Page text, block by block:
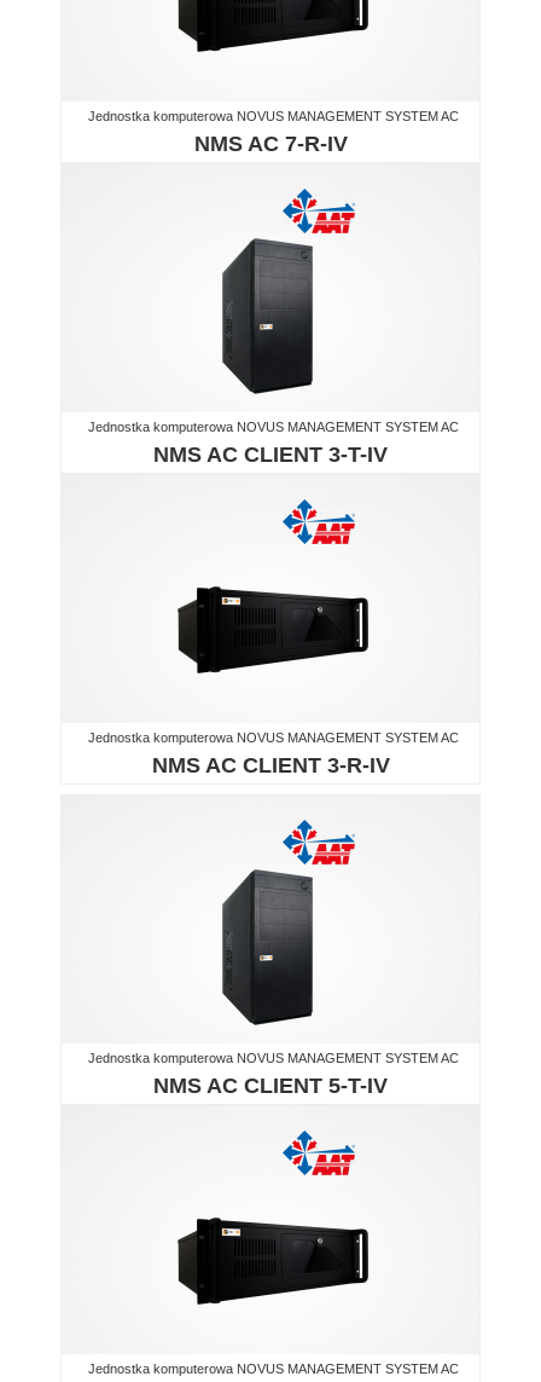
Jednostka komputerowa NOVUS MANAGEMENT SYSTEM AC
NMS AC 7-R-IV
Jednostka komputerowa NOVUS MANAGEMENT SYSTEM AC
NMS AC CLIENT 3-T-IV
Jednostka komputerowa NOVUS MANAGEMENT SYSTEM AC
NMS AC CLIENT 3-R-IV
Jednostka komputerowa NOVUS MANAGEMENT SYSTEM AC
NMS AC CLIENT 5-T-IV
Jednostka komputerowa NOVUS MANAGEMENT SYSTEM AC